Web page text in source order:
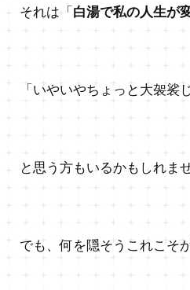
それは「白湯で私の人生が
「いやいやちょっと大袈裟
と思う方もいるかもしれませ
でも、何を隠そうこれこそ